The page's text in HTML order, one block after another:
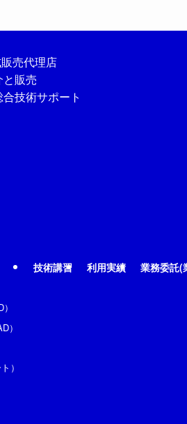
売代理店
と販売
合技術サポート
）
）
技術講習 利用実績 業務委託(